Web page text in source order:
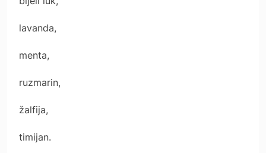
lavanda,
menta,
ruzmarin,
žalfija,
timijan.